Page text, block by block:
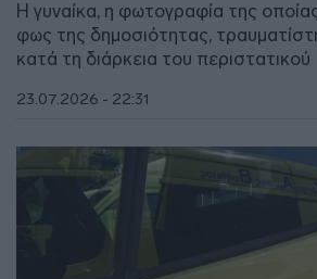
Η γυναίκα, η φωτογραφία της
φως της δημοσιότητας,
κατά τη διάρκεια του περιστατικού
23.07.2026 - 22:31